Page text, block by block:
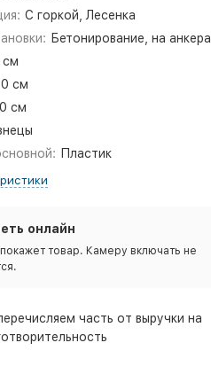
С горкой, Лесенка
Бетонирование, на анкера
см
см
см
Пластик
онлайн
товар. Камеру включать не
часть от выручки на